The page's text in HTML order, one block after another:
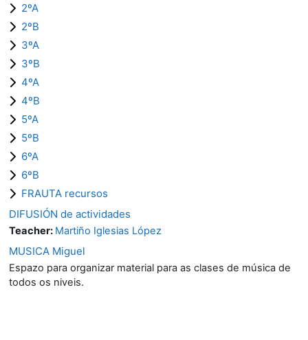
2ºA
2ºB
3ºA
3ºB
4ºA
4ºB
5ºA
5ºB
6ºA
6ºB
FRAUTA recursos
DIFUSIÓN de actividades
Teacher: Martiño Iglesias López
MUSICA Miguel
Espazo para organizar material para as clases de música de
todos os niveis.